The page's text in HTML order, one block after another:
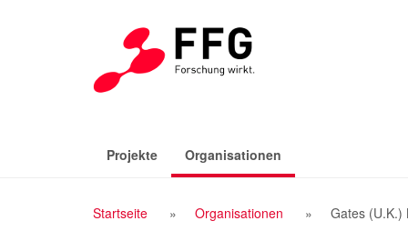
Projekte Organisationen
Breadcrumb
Startseite Organisationen Gates (U.K.)